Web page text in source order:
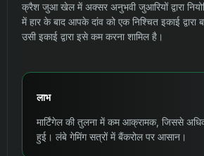
क्रैश जुआ खेल में अक्सर अनुभवी जुआरियों द्वारा
में हार के बाद आपके दांव को एक निश्चित इकाई द्वारा
उसी इकाई द्वारा इसे कम करना शामिल है।
लाभ
मार्टिंगेल की तुलना में कम आक्रामक, जिससे
हुई। लंबे गेमिंग सत्रों में बैंकरोल पर आसान।